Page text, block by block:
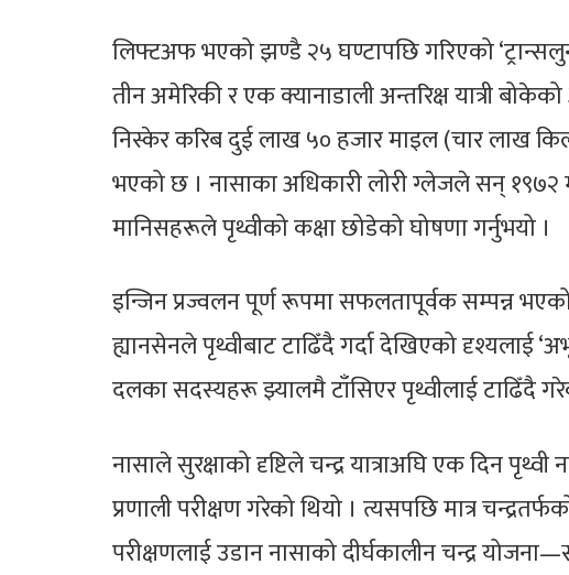
लिफ्टअफ भएको झण्डै २५ घण्टापछि गरिएको
तीन अमेरिकी र एक क्यानाडाली अन्तरिक्ष यात्री
निस्केर करिब दुई लाख ५० हजार माइल (चार लाख
भएको छ । नासाका अधिकारी लोरी ग्लेजले सन्
मानिसहरूले पृथ्वीको कक्षा छोडेको घोषणा गर्नुभयो ।
इन्जिन प्रज्वलन पूर्ण रूपमा सफलतापूर्वक सम्पन्न भएको
ह्यानसेनले पृथ्वीबाट टाढिँदै गर्दा देखिएको दृश्यलाई
दलका सदस्यहरू झ्यालमै टाँसिएर पृथ्वीलाई टाढिँदै
नासाले सुरक्षाको दृष्टिले चन्द्र यात्राअघि एक दिन
प्रणाली परीक्षण गरेको थियो । त्यसपछि मात्र
परीक्षणलाई उडान नासाको दीर्घकालीन चन्द्र